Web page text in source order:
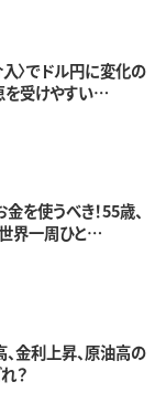
〉でドル円に変化の
を受けやすい…
を使うべき！55歳、
界一周ひと…
、金利上昇、原油高の
？